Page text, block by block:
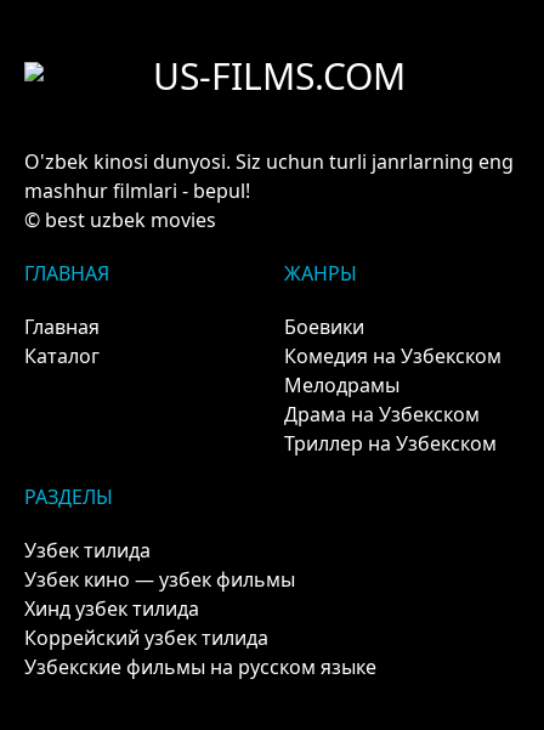
US-FILMS.COM
O'zbek kinosi dunyosi. Siz uchun turli janrlarning eng
mashhur filmlari - bepul!
© best uzbek movies
ГЛАВНАЯ
Главная
Каталог
ЖАНРЫ
Боевики
Комедия на Узбекском
Мелодрамы
Драма на Узбекском
Триллер на Узбекском
РАЗДЕЛЫ
Узбек тилида
Узбек кино — узбек фильмы
Хинд узбек тилида
Коррейский узбек тилида
Узбекские фильмы на русском языке